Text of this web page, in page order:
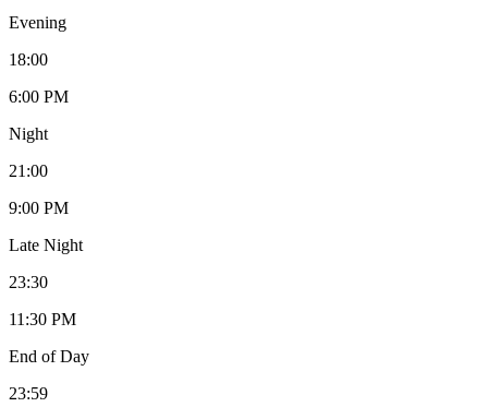
Evening
18:00
6:00 PM
Night
21:00
9:00 PM
Late Night
23:30
11:30 PM
End of Day
23:59